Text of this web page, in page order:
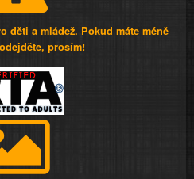
děti a mládež. Pokud máte méně
prosím!